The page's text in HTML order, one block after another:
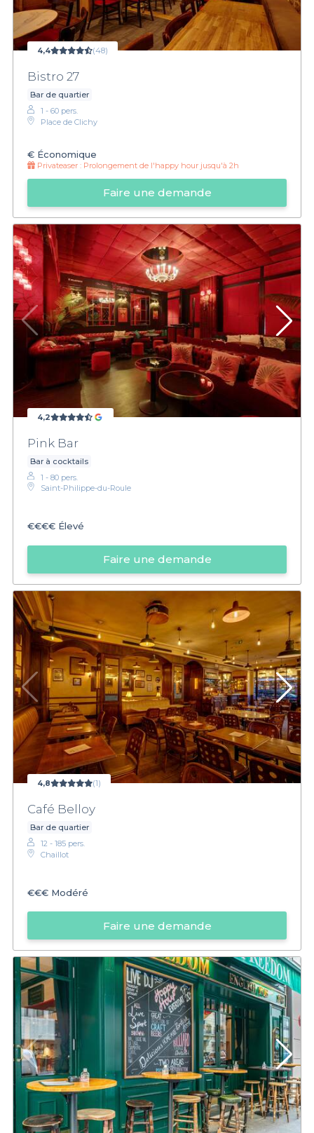
4,4 (48)
Bistro 27
Bar de quartier
1 - 60 pers.
Place de Clichy
€ Économique
Privateaser : Prolongement de l'happy hour jusqu'à 2h
Faire une demande
4,2
Pink Bar
Bar à cocktails
1 - 80 pers.
Saint-Philippe-du-Roule
€€€€ Élevé
Faire une demande
4,8 (1)
Café Belloy
Bar de quartier
12 - 185 pers.
Chaillot
€€€ Modéré
Faire une demande